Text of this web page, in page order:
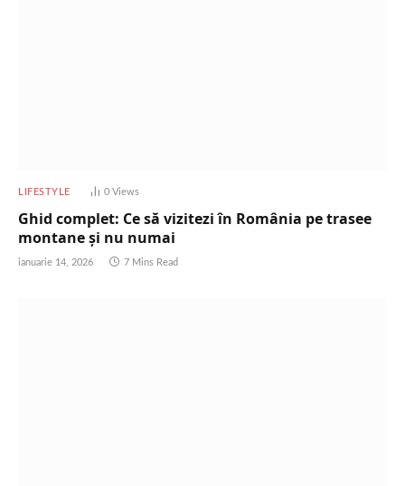
LIFESTYLE 0 Views
Ghid complet: Ce să vizitezi în România pe trasee
montane și nu numai
ianuarie 14, 2026 7 Mins Read